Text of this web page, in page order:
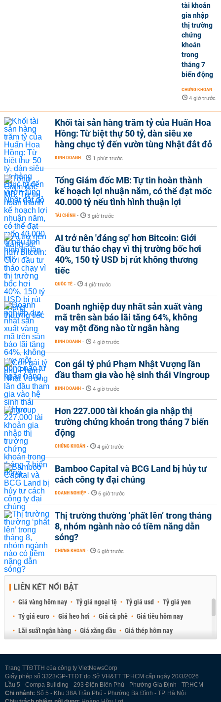
tài khoản
gia nhập
thị trường
chứng
khoán
trong
tháng 7
biến động
CHỨNG KHOÁN -
4 giờ trước
Khối tài sản hàng trăm tỷ của Huấn Hoa
Hồng: Từ biệt thự 50 tỷ, dàn siêu xe
hàng chục tỷ đến vườn tùng Nhật đắt đỏ
KINH DOANH - 1 phút trước
Tổng Giám đốc MB: Tự tin hoàn thành
kế hoạch lợi nhuận năm, có thể đạt mốc
40.000 tỷ nếu tình hình thuận lợi
TÀI CHÍNH - 3 giờ trước
AI trở nên 'đáng sợ' hơn Bitcoin: Giới
đầu tư tháo chạy vì thị trường bốc hơi
40%, 150 tỷ USD bị rút không thương
tiếc
QUỐC TẾ - 4 giờ trước
Doanh nghiệp duy nhất sản xuất vàng
mã trên sàn báo lãi tăng 64%, không
vay một đồng nào từ ngân hàng
KINH DOANH - 4 giờ trước
Con gái tỷ phú Phạm Nhật Vượng lần
đầu tham gia vào hệ sinh thái Vingroup
KINH DOANH - 4 giờ trước
Hơn 227.000 tài khoản gia nhập thị
trường chứng khoán trong tháng 7 biến
động
CHỨNG KHOÁN - 4 giờ trước
Bamboo Capital và BCG Land bị hủy tư
cách công ty đại chúng
DOANH NGHIỆP - 6 giờ trước
Thị trường thường ‘phất lên’ trong tháng
8, nhóm ngành nào có tiềm năng dẫn
sóng?
CHỨNG KHOÁN - 6 giờ trước
LIÊN KẾT NỔI BẬT
Giá vàng hôm nay Tỷ giá ngoại tệ Tỷ giá usd
Tỷ giá yen
Tỷ giá euro
Giá heo hơi Giá cà phê
Giá tiêu hôm nay
Lãi suất ngân hàng
Giá xăng dầu
Giá thép hôm nay
Trang TTĐTTH của công ty VietNewsCorp
Giấy phép số 3323/GP-TTĐT do Sở VH&TT TP.HCM cấp ngày 20/3/2026
Lầu 5 - Compa Building - 293 Điện Biên Phủ - Phường Gia Định - TP.HCM
Chi nhánh: Số 5 - Khu 38A Trần Phú - Phường Ba Đình - TP. Hà Nội